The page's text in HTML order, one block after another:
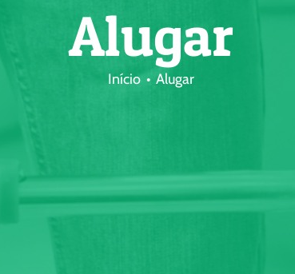
Alugar
Início Alugar